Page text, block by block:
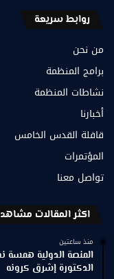
روابط سريعة
من نحن
برامج المنظمة
نشاطات المنظمة
أخبارنا
قافلة القدس الخامس
المؤتمرات
تواصل معنا
اكثر المقالات
منذ ساعتين
المنصة الدولية همسة
الدكتورة إشرق كرونه